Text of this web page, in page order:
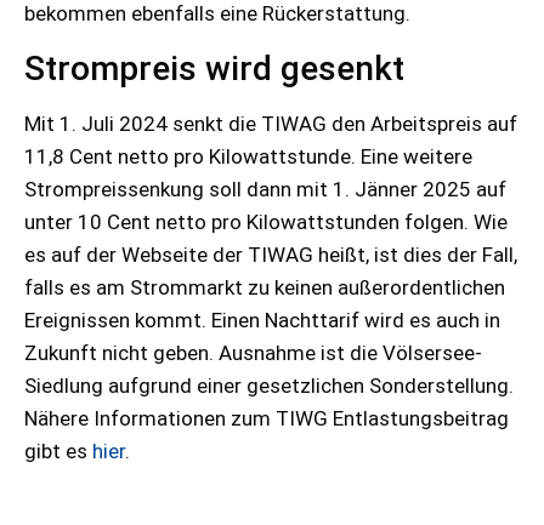
bekommen ebenfalls eine Rückerstattung.
Strompreis wird gesenkt
Mit 1. Juli 2024 senkt die TIWAG den Arbeitspreis auf
11,8 Cent netto pro Kilowattstunde. Eine weitere
Strompreissenkung soll dann mit 1. Jänner 2025 auf
unter 10 Cent netto pro Kilowattstunden folgen. Wie
es auf der Webseite der TIWAG heißt, ist dies der Fall,
falls es am Strommarkt zu keinen außerordentlichen
Ereignissen kommt. Einen Nachttarif wird es auch in
Zukunft nicht geben. Ausnahme ist die Völsersee-
Siedlung aufgrund einer gesetzlichen Sonderstellung.
Nähere Informationen zum TIWG Entlastungsbeitrag
gibt es hier.